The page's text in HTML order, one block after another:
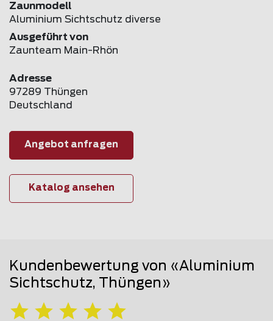
Zaunmodell
Aluminium Sichtschutz diverse
Ausgeführt von
Zaunteam Main-Rhön
Adresse
97289 Thüngen
Deutschland
Angebot anfragen
Katalog ansehen
Kundenbewertung von «Aluminium
Sichtschutz, Thüngen»